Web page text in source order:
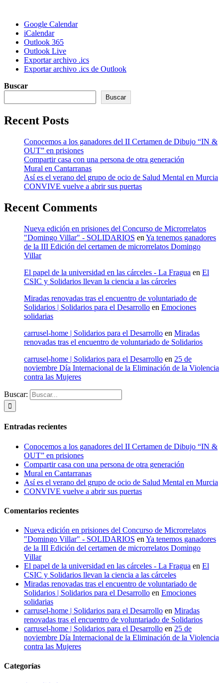
Google Calendar
iCalendar
Outlook 365
Outlook Live
Exportar archivo .ics
Exportar archivo .ics de Outlook
Buscar
Buscar
Recent Posts
Conocemos a los ganadores del II Certamen de Dibujo “IN &
OUT” en prisiones
Compartir casa con una persona de otra generación
Mural en Cantarranas
Así es el verano del grupo de ocio de Salud Mental en Murcia
CONVIVE vuelve a abrir sus puertas
Recent Comments
Nueva edición en prisiones del Concurso de Microrrelatos
"Domingo Villar" - SOLIDARIOS en Ya tenemos ganadores
de la III Edición del certamen de microrrelatos Domingo
Villar
El papel de la universidad en las cárceles - La Fragua en El
CSIC y Solidarios llevan la ciencia a las cárceles
Miradas renovadas tras el encuentro de voluntariado de
Solidarios | Solidarios para el Desarrollo en Emociones
solidarias
carrusel-home | Solidarios para el Desarrollo en Miradas
renovadas tras el encuentro de voluntariado de Solidarios
carrusel-home | Solidarios para el Desarrollo en 25 de
noviembre Día Internacional de la Eliminación de la Violencia
contra las Mujeres
Buscar:
Entradas recientes
Conocemos a los ganadores del II Certamen de Dibujo “IN &
OUT” en prisiones
Compartir casa con una persona de otra generación
Mural en Cantarranas
Así es el verano del grupo de ocio de Salud Mental en Murcia
CONVIVE vuelve a abrir sus puertas
Comentarios recientes
Nueva edición en prisiones del Concurso de Microrrelatos
"Domingo Villar" - SOLIDARIOS en Ya tenemos ganadores
de la III Edición del certamen de microrrelatos Domingo
Villar
El papel de la universidad en las cárceles - La Fragua en El
CSIC y Solidarios llevan la ciencia a las cárceles
Miradas renovadas tras el encuentro de voluntariado de
Solidarios | Solidarios para el Desarrollo en Emociones
solidarias
carrusel-home | Solidarios para el Desarrollo en Miradas
renovadas tras el encuentro de voluntariado de Solidarios
carrusel-home | Solidarios para el Desarrollo en 25 de
noviembre Día Internacional de la Eliminación de la Violencia
contra las Mujeres
Categorías